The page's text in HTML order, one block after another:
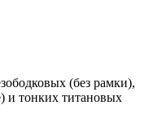
(без рамки),
и тонких титановых